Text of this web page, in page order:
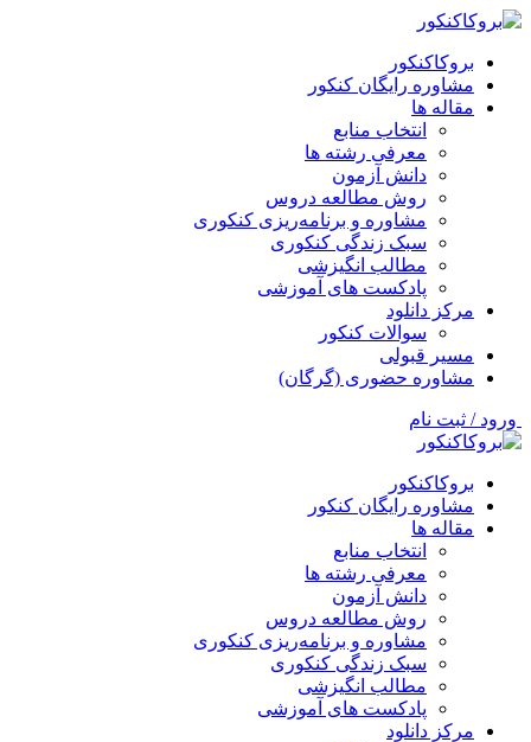
بروکاکنکور
مشاوره رایگان کنکور
مقاله ها
انتخاب منابع
معرفی رشته ها
دانش آزمون
روش مطالعه دروس
مشاوره و برنامه‌ریزی کنکوری
سبک زندگی کنکوری
مطالب انگیزشی
پادکست های آموزشی
مرکز دانلود
سوالات کنکور
مسیر قبولی
مشاوره حضوری (گرگان)
ورود / ثبت نام
بروکاکنکور
مشاوره رایگان کنکور
مقاله ها
انتخاب منابع
معرفی رشته ها
دانش آزمون
روش مطالعه دروس
مشاوره و برنامه‌ریزی کنکوری
سبک زندگی کنکوری
مطالب انگیزشی
پادکست های آموزشی
مرکز دانلود